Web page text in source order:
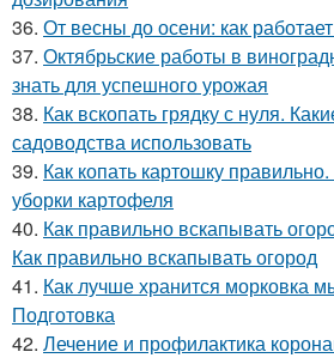
36. От весны до осени: как
37. Октябрьские работы в
знать для успешного урожая
38. Как вскопать грядку с нуля.
садоводства использовать
39. Как копать картошку
уборки картофеля
40. Как правильно вскапывать
Как правильно вскапывать огород
41. Как лучше хранится морковка
Подготовка
42. Лечение и профилактика